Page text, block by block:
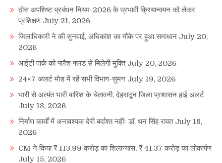
ठोस अपशिष्ट प्रबंधन नियम-2026 के प्रभावी क्रियान्वयन को लेकर
प्रशिक्षण July 21, 2026
जिलाधिकारी ने की सुनवाई, अधिकांश का मौके पर हुआ समाधान July 20,
2026
आईटी पार्क को फ्लैश फ्लड से मिलेगी मुक्ति July 20, 2026
24×7 अलर्ट मोड में रहें सभी विभाग-सुमन July 19, 2026
भारी से अत्यंत भारी बारिश के चेतावनी, देहरादून जिला प्रशासन हाई अलर्ट
July 18, 2026
निर्माण कार्यों में अनावश्यक देरी बर्दाश्त नहींः डाॅ. धन सिंह रावत July 18,
2026
CM ने किया ₹ 113.99 करोड़ का शिलान्यास, ₹ 41.37 करोड़ का लोकार्पण
July 15, 2026